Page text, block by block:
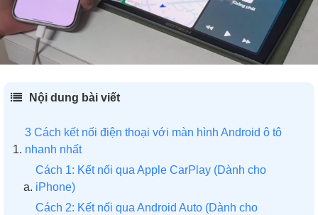
Nội dung bài viết
3 Cách kết nối điện thoại với màn hình Android ô tô
nhanh nhất
Cách 1: Kết nối qua Apple CarPlay (Dành cho
iPhone)
Cách 2: Kết nối qua Android Auto (Dành cho